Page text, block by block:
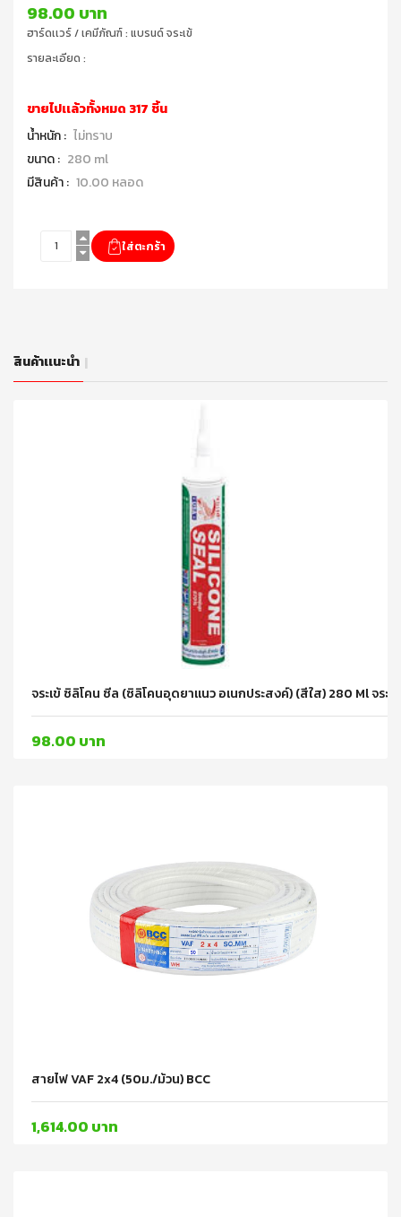
98.00 บาท
ฮาร์ดเเวร์ / เคมีภัณฑ์ : แบรนด์ จระเข้
รายละเอียด :
ขายไปเเล้วทั้งหมด 317 ชิ้น
น้ำหนัก : ไม่ทราบ
ขนาด : 280 ml
มีสินค้า : 10.00 หลอด
สินค้าเเนะนำ
จระเข้ ซิลิโคน ซีล (ซิลิโคนอุดยาแนว อเนกประสงค์) (สีใส) 280 Ml จระเข้
98.00 บาท
สายไฟ VAF 2x4 (50ม./ม้วน) BCC
1,614.00 บาท